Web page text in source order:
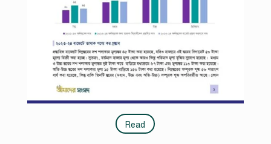
Read